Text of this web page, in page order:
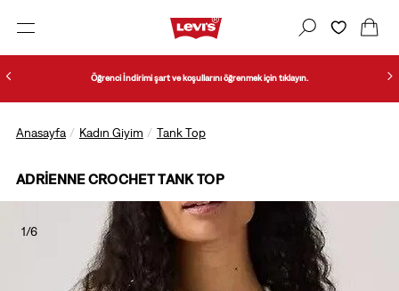
Öğrenci İndirimi şart ve koşullarını öğrenmek için tıklayın.
Anasayfa Kadın Giyim Tank Top
ADRIENNE CROCHET TANK TOP
1/6